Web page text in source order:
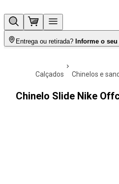
Entrega ou retirada? Informe o seu
calçados chinelos e
Chinelo Slide Nike